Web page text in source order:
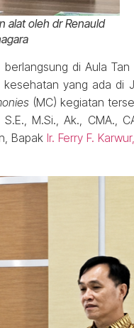
alat oleh dr Renauld
di Aula
yang ada di
(MC) kegiatan
M.Si., Ak., CMA.,
Bapak Ir. Ferry F.